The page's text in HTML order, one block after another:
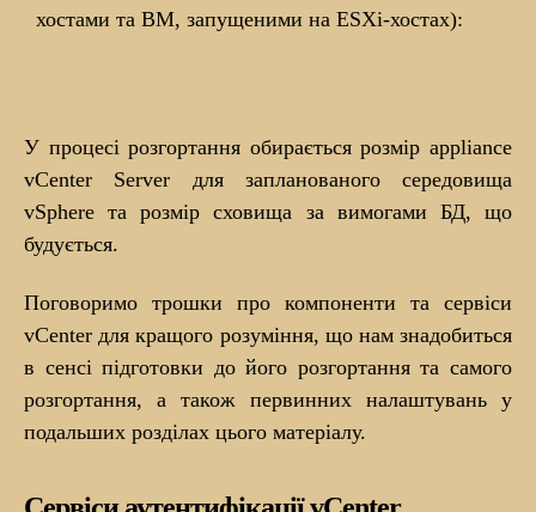
хостами та ВМ, запущеними на ESXi-хостах):
У процесі розгортання обирається розмір appliance
vCenter Server для запланованого середовища
vSphere та розмір сховища за вимогами БД, що
будується.
Поговоримо трошки про компоненти та сервіси
vCenter для кращого розуміння, що нам знадобиться
в сенсі підготовки до його розгортання та самого
розгортання, а також первинних налаштувань у
подальших розділах цього матеріалу.